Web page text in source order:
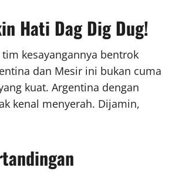
Hati Dag Dig Dug!
kesayangannya bentrok
dan Mesir ini bukan cuma
kuat. Argentina dengan
kenal menyerah. Dijamin,